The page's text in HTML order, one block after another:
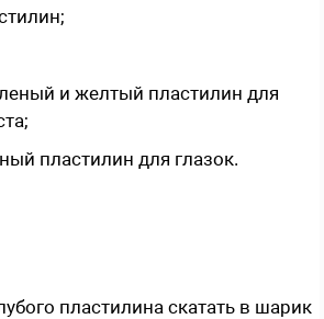
и желтый пластилин для
пластилин для глазок.
пластилина скатать в шарик